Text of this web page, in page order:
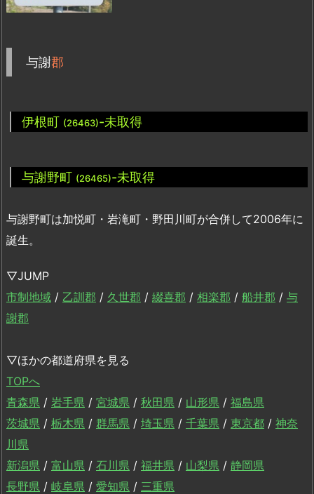
与謝郡
伊根町 (26463)-未取得
与謝野町 (26465)-未取得
与謝野町は加悦町・岩滝町・野田川町が合併して2006年に
誕生。
▽JUMP
市制地域 / 乙訓郡 / 久世郡 / 綴喜郡 / 相楽郡 / 船井郡 / 与
謝郡
▽ほかの都道府県を見る
TOPへ
青森県 / 岩手県 / 宮城県 / 秋田県 / 山形県 / 福島県
茨城県 / 栃木県 / 群馬県 / 埼玉県 / 千葉県 / 東京都 / 神奈
川県
新潟県 / 富山県 / 石川県 / 福井県 / 山梨県 / 静岡県
長野県 / 岐阜県 / 愛知県 / 三重県